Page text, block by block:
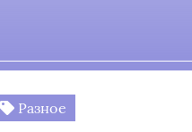
Разное